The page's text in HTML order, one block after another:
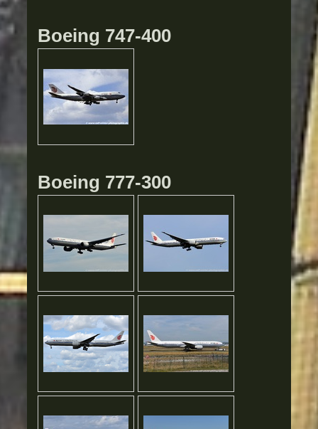
Boeing 747-400
Boeing 777-300